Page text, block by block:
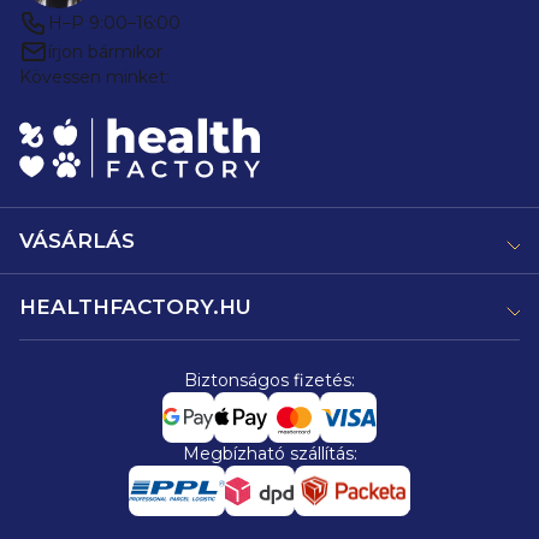
H–P 9:00–16:00
írjon bármikor
Kövessen minket:
VÁSÁRLÁS
HEALTHFACTORY.HU
Biztonságos fizetés:
Megbízható szállítás: